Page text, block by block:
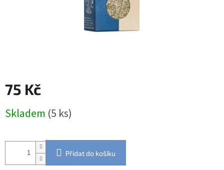
75 Kč
cena:
Skladem (5 ks)
Přidat do košíku